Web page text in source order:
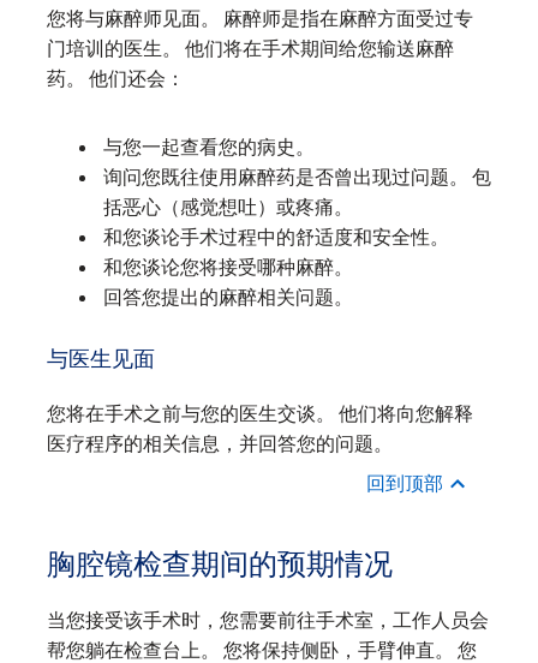
您将与麻醉师见面。 麻醉师是指在麻醉方面受过专
门培训的医生。 他们将在手术期间给您输送麻醉
药。 他们还会：
与您一起查看您的病史。
询问您既往使用麻醉药是否曾出现过问题。 包
括恶心（感觉想吐）或疼痛。
和您谈论手术过程中的舒适度和安全性。
和您谈论您将接受哪种麻醉。
回答您提出的麻醉相关问题。
与医生见面
您将在手术之前与您的医生交谈。 他们将向您解释
医疗程序的相关信息，并回答您的问题。
回到顶部
胸腔镜检查期间的预期情况
当您接受该手术时，您需要前往手术室，工作人员会
帮您躺在检查台上。 您将保持侧卧，手臂伸直。 您